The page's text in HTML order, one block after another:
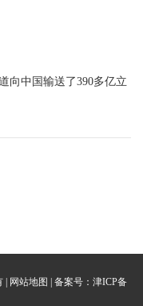
向中国输送了390多亿立
| 网站地图 | 备案号： 津ICP备